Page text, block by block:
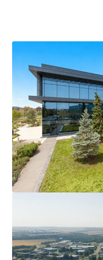
Formerly known
Innovation Centre
171,619 sq ftof
space, originally
Arranged across 3
mezzanine and
production space
Partially fitted
equipment.
Available for
Long lease of 100
5 acre site.